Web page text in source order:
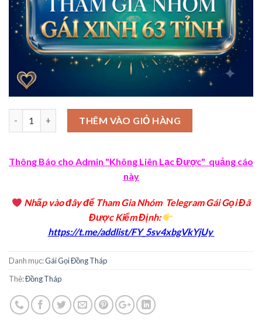
THÊM VÀO GIỎ HÀNG
Thông Báo cho Admin "Không Liên Lạc Được" quảng cáo
này
Nhấp vào đây để Tham Gia Nhóm Telegram Gái Gọi Đã
Được Kiểm Định:
https://t.me/addlist/FY_5sv4xbgVkYjUy
Danh mục:Gái Gọi Đồng Tháp
Thẻ:Đồng Tháp